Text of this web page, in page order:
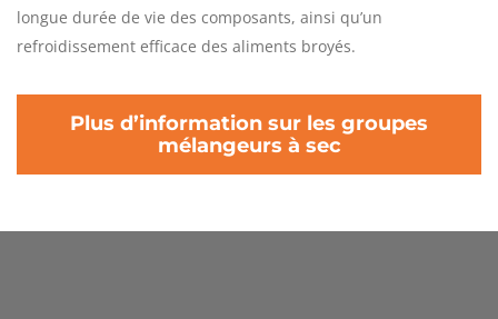
longue durée de vie des composants, ainsi qu’un
refroidissement efficace des aliments broyés.
Plus d’information sur les groupes
mélangeurs à sec